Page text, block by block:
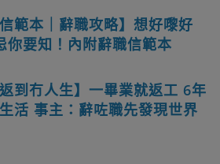
範本｜辭職攻略】想好嚟好
你要知！內附辭職信範本
到冇人生】一畢業就返工 6年
活 事主：辭咗職先發現世界